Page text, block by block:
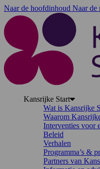
Naar de hoofdinhoud Naar de
Kansrijke Start
Wat is Kansrijke
Waarom
Interventies voor
Beleid
Verhalen
Programma’s &
Partners van